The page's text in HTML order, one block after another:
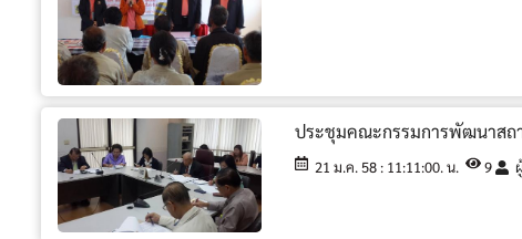
ประชุมคณะกรรมการพัฒนาสถ
21 ม.ค. 58 : 11:11:00. น. 9 ผู้